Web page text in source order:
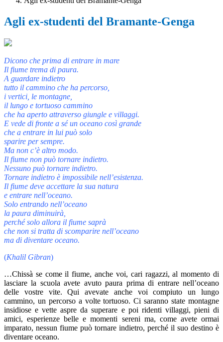
Agli ex-studenti del Bramante-Genga
Dicono che prima di entrare in mare
Il fiume trema di paura.
A guardare indietro
tutto il cammino che ha percorso,
i vertici, le montagne,
il lungo e tortuoso cammino
che ha aperto attraverso giungle e villaggi.
E vede di fronte a sé un oceano così grande
che a entrare in lui può solo
sparire per sempre.
Ma non c’è altro modo.
Il fiume non può tornare indietro.
Nessuno può tornare indietro.
Tornare indietro è impossibile nell’esistenza.
Il fiume deve accettare la sua natura
e entrare nell’oceano.
Solo entrando nell’oceano
la paura diminuirà,
perché solo allora il fiume saprà
che non si tratta di scomparire nell’oceano
ma di diventare oceano.
(Khalil Gibran)
…Chissà se come il fiume, anche voi, cari ragazzi, al momento di
lasciare la scuola avete avuto paura prima di entrare nell’oceano
delle vostre vite. Qui avevate anche voi compiuto un lungo
cammino, un percorso a volte tortuoso. Ci saranno state montagne
insidiose e vette aspre da superare e poi ridenti villaggi, pieni di
amici, esperienze belle e momenti sereni ma, come avete ormai
imparato, nessun fiume può tornare indietro, perché il suo destino è
diventare oceano.